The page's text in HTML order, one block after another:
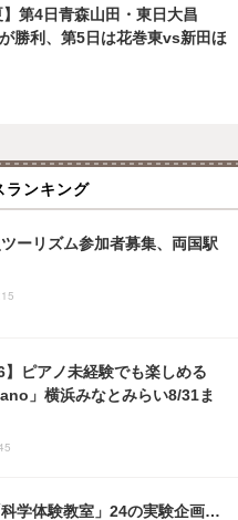
】第4日青森山田・東日大昌
勝利、第5日は花巻東vs新田ほ
ランキング
ーリズム参加者募集、両国駅
】ピアノ未経験でも楽しめる
」横浜みなとみらい8/31ま
学体験教室」24の実験企画…